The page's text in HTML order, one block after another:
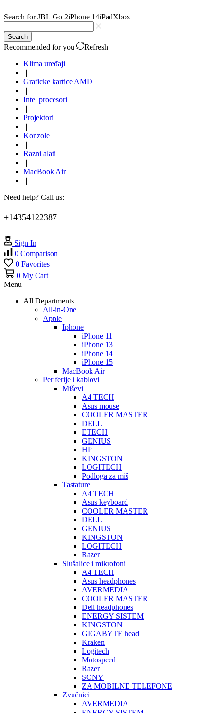
Search forJBL Go 2iPhone 14iPadXbox
Search
Recommended for you
Refresh
Klima uređaji
Graficke kartice AMD
Intel procesori
Projektori
Konzole
Razni alati
MacBook Air
Need help? Call us:
+14354122387
Sign In
0 Comparison
0 Favorites
0 My Cart
Menu
All Departments
All-in-One
Apple
Iphone
iPhone 11
iPhone 13
iPhone 14
iPhone 15
MacBook Air
Periferije i kablovi
Miševi
A4 TECH
Asus mouse
COOLER MASTER
DELL
ETECH
GENIUS
HP
KINGSTON
LOGITECH
Podloga za miš
Tastature
A4 TECH
Asus keyboard
COOLER MASTER
DELL
GENIUS
KINGSTON
LOGITECH
Razer
Slušalice i mikrofoni
A4 TECH
Asus headphones
AVERMEDIA
COOLER MASTER
Dell headphones
ENERGY SISTEM
KINGSTON
GIGABYTE head
Kraken
Logitech
Motospeed
Razer
SONY
ZA MOBILNE TELEFONE
Zvučnici
AVERMEDIA